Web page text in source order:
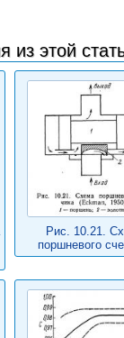
из этой
Рис. 10.21.
поршневого